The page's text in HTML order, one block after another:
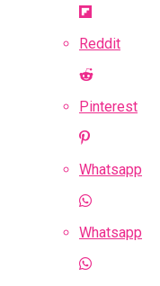
Reddit
Pinterest
Whatsapp
Whatsapp